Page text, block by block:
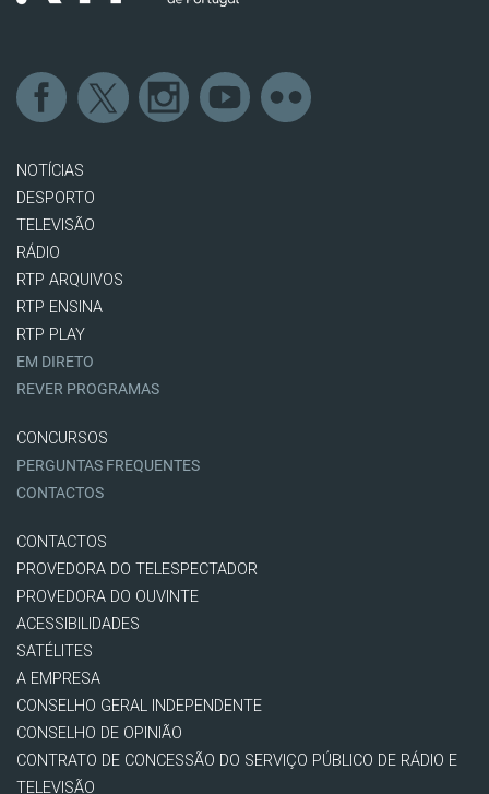
NOTÍCIAS
DESPORTO
TELEVISÃO
RÁDIO
RTP ARQUIVOS
RTP ENSINA
RTP PLAY
EM DIRETO
REVER PROGRAMAS
CONCURSOS
PERGUNTAS FREQUENTES
CONTACTOS
CONTACTOS
PROVEDORA DO TELESPECTADOR
PROVEDORA DO OUVINTE
ACESSIBILIDADES
SATÉLITES
A EMPRESA
CONSELHO GERAL INDEPENDENTE
CONSELHO DE OPINIÃO
CONTRATO DE CONCESSÃO DO SERVIÇO PÚBLICO DE RÁDIO E
TELEVISÃO